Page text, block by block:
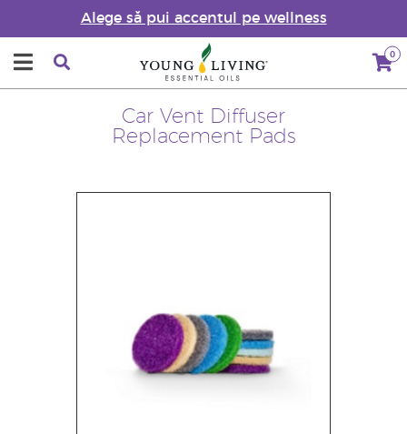
Alege să pui accentul pe wellness
0
Car Vent Diffuser
Replacement Pads